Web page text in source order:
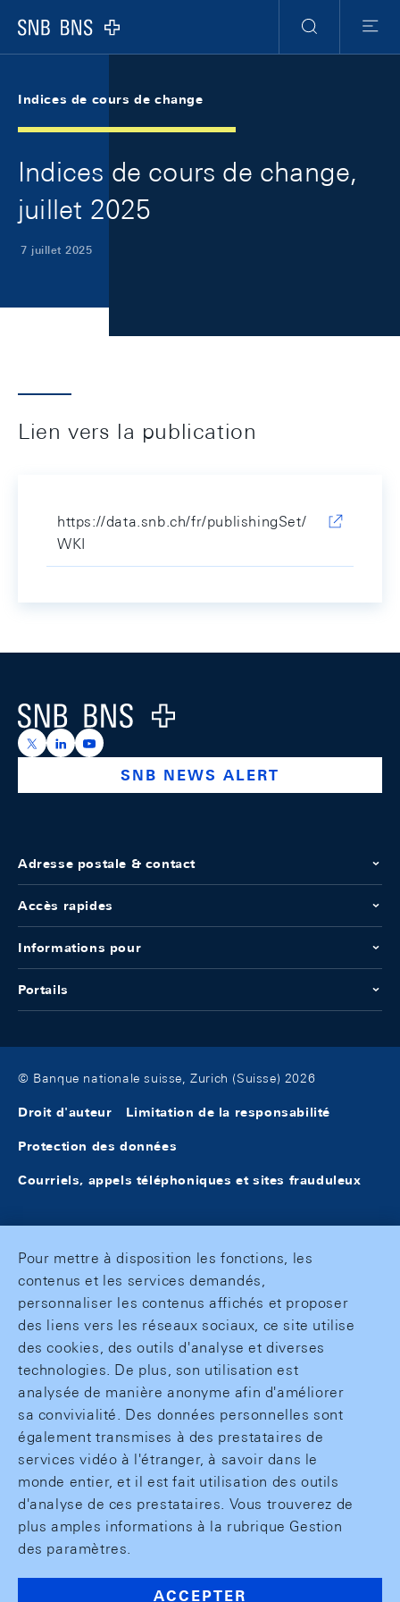
Logo
RechercheMenu
Indices de cours de change
Indices de cours de change,
juillet 2025
7 juillet 2025
Lien vers la publication
https://data.snb.ch/fr/publishingSet/
WKI
Logo
https://x.com/snb_bns
https://ch.linkedin.com/company/swiss-national-
https://www.youtube.com/@swissnationalbank
SNB NEWS ALERT
Adresse postale & contact
Accès rapides
Informations pour
Portails
© Banque nationale suisse, Zurich (Suisse) 2026
Droit d'auteur Limitation de la responsabilité
Protection des données
Courriels, appels téléphoniques et sites frauduleux
Pour mettre à disposition les fonctions, les
contenus et les services demandés,
personnaliser les contenus affichés et proposer
des liens vers les réseaux sociaux, ce site utilise
des cookies, des outils d'analyse et diverses
technologies. De plus, son utilisation est
analysée de manière anonyme afin d'améliorer
sa convivialité. Des données personnelles sont
également transmises à des prestataires de
services vidéo à l'étranger, à savoir dans le
monde entier, et il est fait utilisation des outils
d'analyse de ces prestataires. Vous trouverez de
plus amples informations à la rubrique Gestion
des paramètres.
ACCEPTER